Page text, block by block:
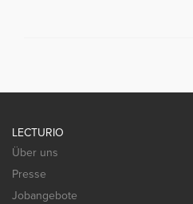
LECTURIO
Über uns
Presse
Jobangebote